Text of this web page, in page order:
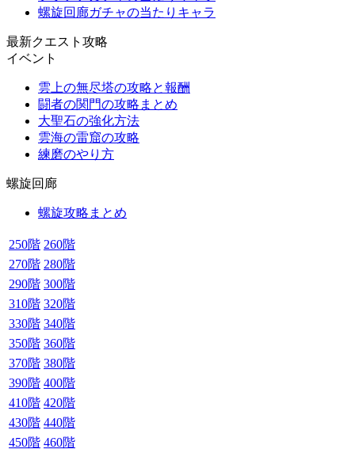
螺旋回廊ガチャの当たりキャラ
最新クエスト攻略
イベント
雲上の無尽塔の攻略と報酬
闘者の関門の攻略まとめ
大聖石の強化方法
雲海の雷窟の攻略
練磨のやり方
螺旋回廊
螺旋攻略まとめ
250階 260階
270階 280階
290階 300階
310階 320階
330階 340階
350階 360階
370階 380階
390階 400階
410階 420階
430階 440階
450階 460階